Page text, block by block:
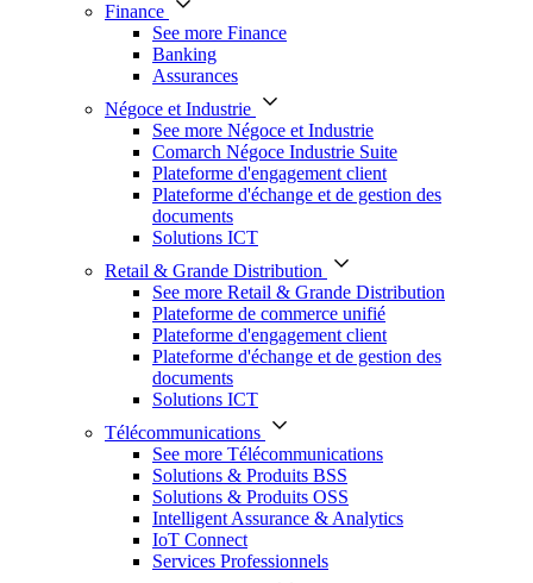
Finance
See more Finance
Banking
Assurances
Négoce et Industrie
See more Négoce et Industrie
Comarch Négoce Industrie Suite
Plateforme d'engagement client
Plateforme d'échange et de gestion des
documents
Solutions ICT
Retail & Grande Distribution
See more Retail & Grande Distribution
Plateforme de commerce unifié
Plateforme d'engagement client
Plateforme d'échange et de gestion des
documents
Solutions ICT
Télécommunications
See more Télécommunications
Solutions & Produits BSS
Solutions & Produits OSS
Intelligent Assurance & Analytics
IoT Connect
Services Professionnels